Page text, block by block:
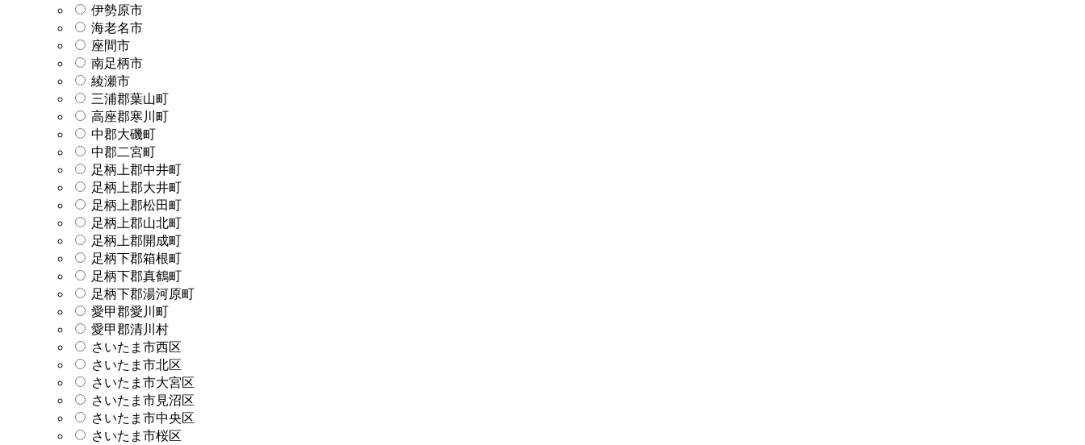
伊勢原市
海老名市
座間市
南足柄市
綾瀬市
三浦郡葉山町
高座郡寒川町
中郡大磯町
中郡二宮町
足柄上郡中井町
足柄上郡大井町
足柄上郡松田町
足柄上郡山北町
足柄上郡開成町
足柄下郡箱根町
足柄下郡真鶴町
足柄下郡湯河原町
愛甲郡愛川町
愛甲郡清川村
さいたま市西区
さいたま市北区
さいたま市大宮区
さいたま市見沼区
さいたま市中央区
さいたま市桜区